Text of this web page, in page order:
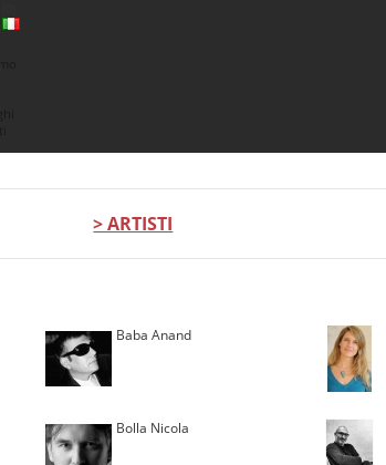
> ARTISTI
Baba Anand
Bolla Nicola